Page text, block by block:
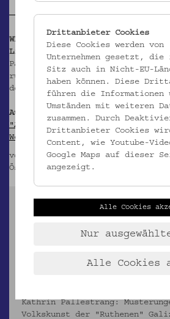
WEITERFÜHRENDE INFORMATIONEN
Literatur:
Pallestrang, Kathrin (Hg.): Stick-
ruthenischer Flüchtlinge im
der Sammlung des
Ausstellung:
"Arbeiten ruthenischer
Weltkrieg: Stick- und
von 30. April bis 2. November
Österreichischen Museum für
AUSSTELLUNGSKATALOG:
Pallestrang, Kathrin (Hg.):
Knüpfmuster ruthenischer
Weltkrieg. Aus der Sammlung des
Kathrin Pallestrang:
Volkskunst der "Ruthenen"
Drittanbieter Cookies
Diese Cookies werden von
Unternehmen gesetzt, die
Sitz auch in Nicht-EU-
haben können. Diese
führen die Informationen
Umständen mit weiteren
zusammen. Durch
Drittanbieter Cookies
Content, wie Youtube-
Google Maps auf dieser
angezeigt.
Alle Cookies
Nur
Alle Cookies